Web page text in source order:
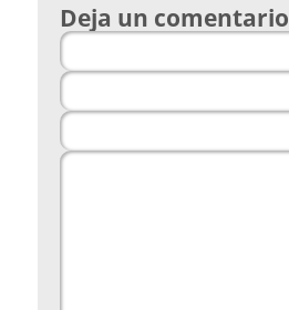
Deja un comentario